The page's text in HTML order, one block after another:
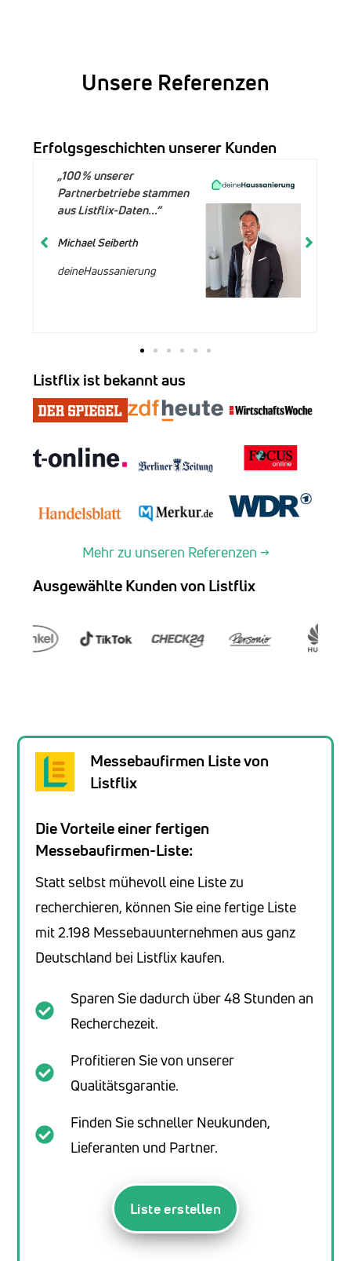
Unsere Referenzen
Erfolgsgeschichten unserer Kunden
„100 % unserer
Partnerbetriebe stammen
aus Listflix-Daten...“
Michael Seiberth
deineHaussanierung
Listflix ist bekannt aus
Mehr zu unseren Referenzen →
Ausgewählte Kunden von Listflix
Messebaufirmen Liste von
Listflix
Die Vorteile einer fertigen
Messebaufirmen-Liste:
Statt selbst mühevoll eine Liste zu
recherchieren, können Sie eine fertige Liste
mit 2.198 Messebauunternehmen aus ganz
Deutschland bei Listflix kaufen.
Sparen Sie dadurch über 48 Stunden an
Recherchezeit.
Profitieren Sie von unserer
Qualitätsgarantie.
Finden Sie schneller Neukunden,
Lieferanten und Partner.
Liste erstellen